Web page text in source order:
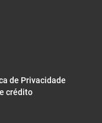
de Privacidade
crédito